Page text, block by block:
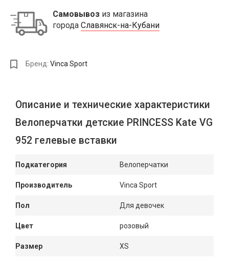
Самовывоз из магазина
города Славянск-на-Кубани
Бренд: Vinca Sport
Описание и технические характеристики
Велоперчатки детские PRINCESS Kate VG
952 гелевые вставки
Подкатегория Велоперчатки
Производитель Vinca Sport
Пол Для девочек
Цвет розовый
Размер XS